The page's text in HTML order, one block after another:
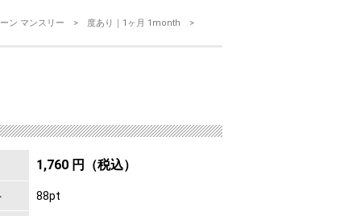
ン マンスリー 度あり｜1ヶ月 1month
1,760 円（税込）
88pt